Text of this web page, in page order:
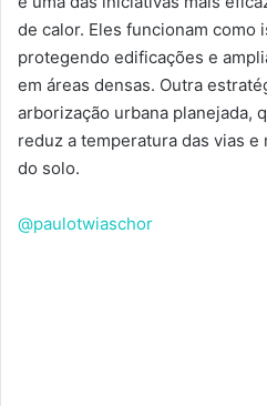
de calor. Eles funcionam como
protegendo edificações e
em áreas densas. Outra
arborização urbana planejada,
reduz a temperatura das vias
do solo.
@paulotwiaschor